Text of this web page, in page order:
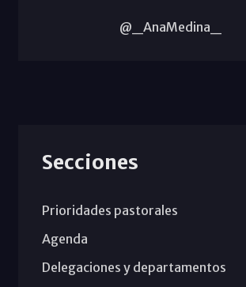
@_AnaMedina_
Secciones
Prioridades pastorales
Agenda
Delegaciones y departamentos